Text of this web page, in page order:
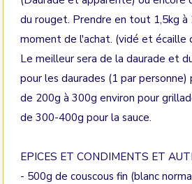
du rouget. Prendre en tout 1,5kg à
moment de l'achat. (vidé et écaille
Le meilleur sera de la daurade et
pour les daurades (1 par personne)
de 200g à 300g environ pour
de 300-400g pour la sauce.
EPICES ET CONDIMENTS ET
- 500g de couscous fin (blanc